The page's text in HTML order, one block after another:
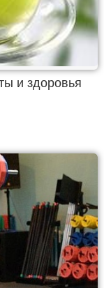
и здоровья